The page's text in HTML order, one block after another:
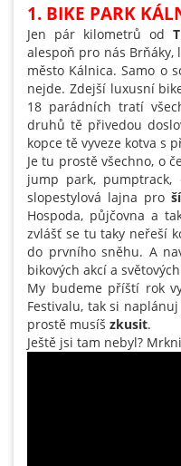
1. BIKE PARK
Jen pár kilometrů od
alespoň pro nás Brňáky,
město Kálnica. Samo o
nejde. Zdejší luxusní
18 parádních tratí
druhů tě přivedou
kopce tě vyveze kotva s
Je tu prostě všechno, o
jump park, pumptrack,
slopestylová lajna pro
Hospoda, půjčovna a
zvlášť se tu taky neřeší
do prvního sněhu. A
bikových akcí a
My budeme příští rok
Festivalu, tak si
prostě musíš zkusit.
Ještě jsi tam nebyl?